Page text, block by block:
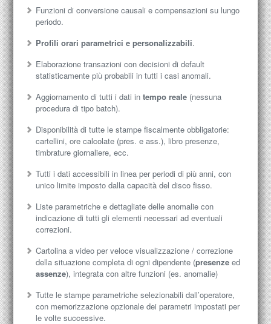
Funzioni di conversione causali e compensazioni su lungo
periodo.
Profili orari parametrici e personalizzabili.
Elaborazione transazioni con decisioni di default
statisticamente più probabili in tutti i casi anomali.
Aggiornamento di tutti i dati in tempo reale(nessuna
procedura di tipo batch).
Disponibilità di tutte le stampe fiscalmente obbligatorie:
cartellini, ore calcolate (pres. e ass.), libro presenze,
timbrature giornaliere, ecc.
Tutti i dati accessibili in linea per periodi di più anni, con
unico limite imposto dalla capacità del disco fisso.
Liste parametriche e dettagliate delle anomalie con
indicazione di tutti gli elementi necessari ad eventuali
correzioni.
Cartolina a video per veloce visualizzazione / correzione
della situazione completa di ogni dipendente (presenzeed
assenze), integrata con altre funzioni (es. anomalie)
Tutte le stampe parametriche selezionabili dall’operatore,
con memorizzazione opzionale dei parametri impostati per
le volte successive.